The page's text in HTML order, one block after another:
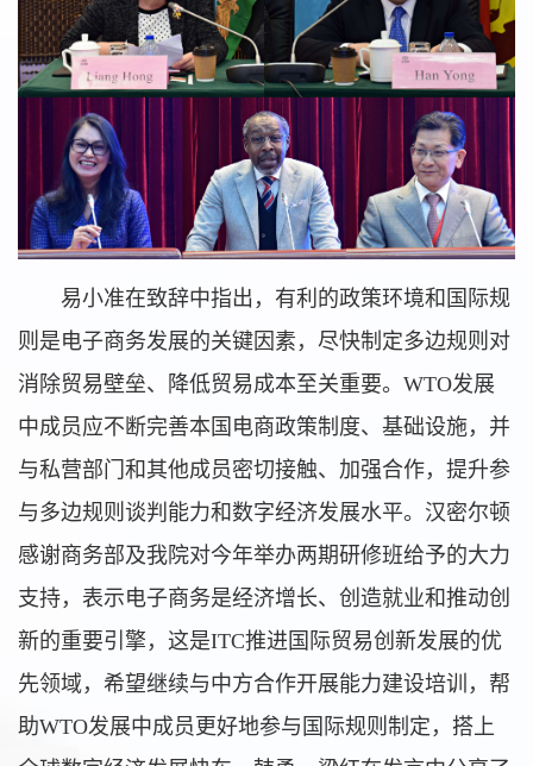
易小准在致辞中指出，有利的政策环境和国际规
则是电子商务发展的关键因素，尽快制定多边规则对
消除贸易壁垒、降低贸易成本至关重要。WTO发展
中成员应不断完善本国电商政策制度、基础设施，并
与私营部门和其他成员密切接触、加强合作，提升参
与多边规则谈判能力和数字经济发展水平。汉密尔顿
感谢商务部及我院对今年举办两期研修班给予的大力
支持，表示电子商务是经济增长、创造就业和推动创
新的重要引擎，这是ITC推进国际贸易创新发展的优
先领域，希望继续与中方合作开展能力建设培训，帮
助WTO发展中成员更好地参与国际规则制定，搭上